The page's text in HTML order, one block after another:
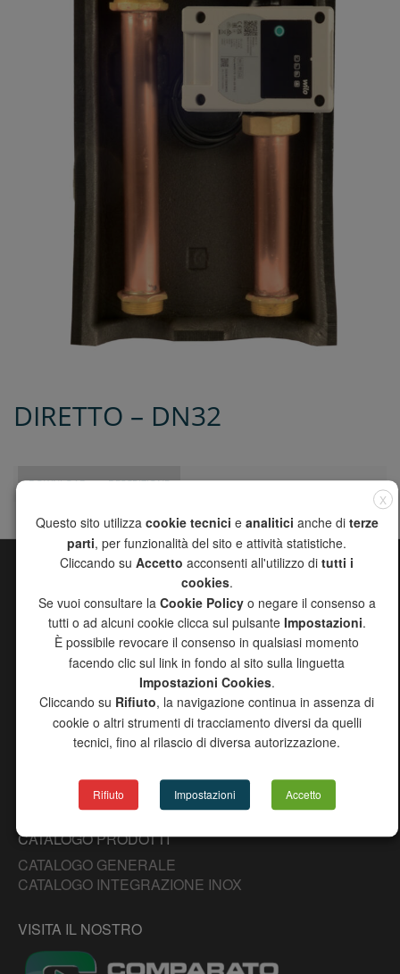
DIRETTO – DN32
DOWNLOAD DESCRIZIONE
CHANNEL
AZIENDA
PRODOTTI
RICERCA AGENTI
DOWNLOAD
PROGETTO 2000
COPYRIGHT DISCLAIMER
INFORMATIVA EROGAZIONI PUBBLICHE 2024
CATALOGO PRODOTTI
CATALOGO GENERALE
CATALOGO INTEGRAZIONE INOX
VISITA IL NOSTRO
X
Questo sito utilizza cookie tecnici e analitici anche di terze
parti, per funzionalità del sito e attività statistiche.
Cliccando su Accetto acconsenti all'utilizzo di tutti i
cookies.
Se vuoi consultare la Cookie Policyo negare il consenso a
tutti o ad alcuni cookie clicca sul pulsante Impostazioni.
È possibile revocare il consenso in qualsiasi momento
facendo clic sul link in fondo al sito sulla linguetta
Impostazioni Cookies.
Cliccando su Rifiuto, la navigazione continua in assenza di
cookie o altri strumenti di tracciamento diversi da quelli
tecnici, fino al rilascio di diversa autorizzazione.
Rifiuto Impostazioni Accetto